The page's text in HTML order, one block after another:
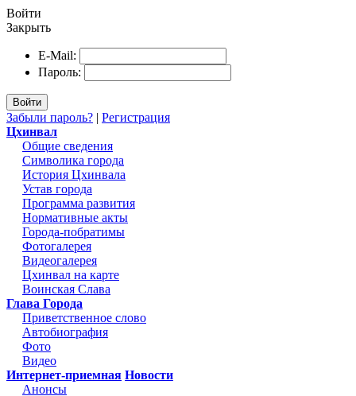
Войти
Закрыть
E-Mail:
Пароль:
Войти
Забыли пароль? | Регистрация
Цхинвал
Общие сведения
Символика города
История Цхинвала
Устав города
Программа развития
Нормативные акты
Города-побратимы
Фотогалерея
Видеогалерея
Цхинвал на карте
Воинская Слава
Глава Города
Приветственное слово
Автобиография
Фото
Видео
Интернет-приемная Новости
Анонсы